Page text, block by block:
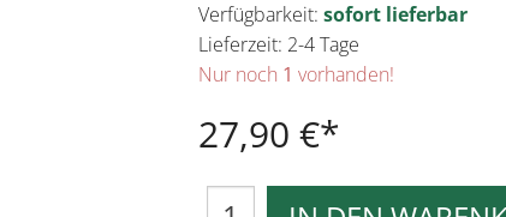
Verfügbarkeit: sofort lieferbar
Lieferzeit: 2-4 Tage
Nur noch 1 vorhanden!
27,90 €